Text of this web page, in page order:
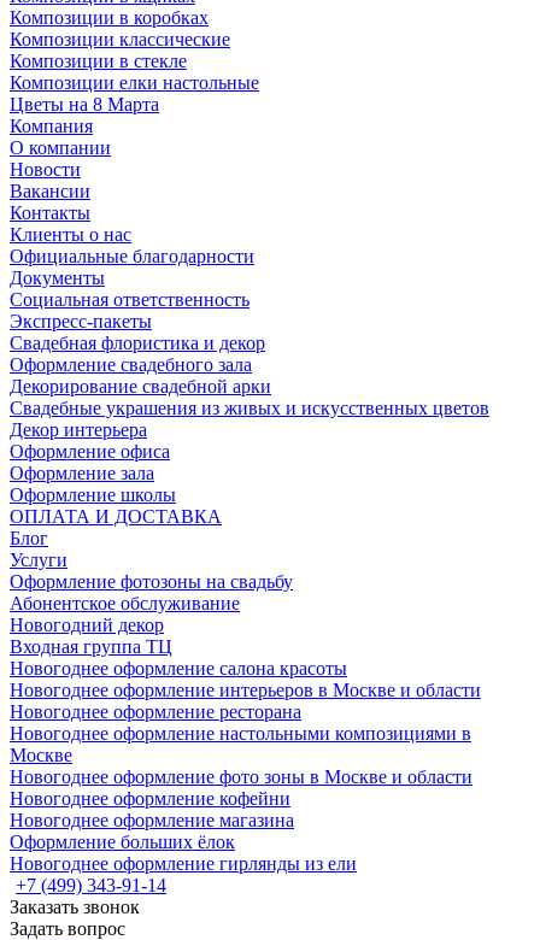
Композиции в коробках
Композиции классические
Композиции в стекле
Композиции елки настольные
Цветы на 8 Марта
Компания
О компании
Новости
Вакансии
Контакты
Клиенты о нас
Официальные благодарности
Документы
Социальная ответственность
Экспресс-пакеты
Свадебная флористика и декор
Оформление свадебного зала
Декорирование свадебной арки
Свадебные украшения из живых и искусственных цветов
Декор интерьера
Оформление офиса
Оформление зала
Оформление школы
ОПЛАТА И ДОСТАВКА
Блог
Услуги
Оформление фотозоны на свадьбу
Абонентское обслуживание
Новогодний декор
Входная группа ТЦ
Новогоднее оформление салона красоты
Новогоднее оформление интерьеров в Москве и области
Новогоднее оформление ресторана
Новогоднее оформление настольными композициями в
Москве
Новогоднее оформление фото зоны в Москве и области
Новогоднее оформление кофейни
Новогоднее оформление магазина
Оформление больших ёлок
Новогоднее оформление гирлянды из ели
+7 (499) 343-91-14
Заказать звонок
Задать вопрос